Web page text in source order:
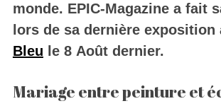
monde. EPIC-Magazine a fait
lors de sa dernière exposition
Bleu le 8 Août dernier.
Mariage entre peinture et